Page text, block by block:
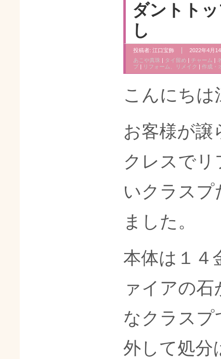
ダントト
し
投稿者: 江口宝飾
2022年4月
あこや真珠 | タイ留め | チャーム |
プ | リフォーム、リメイク | 作成・
こんにちは
お客様が譲
クレスで
いクラス
ました。
本体は１４
ァイアの
なクラスプ
外して処分